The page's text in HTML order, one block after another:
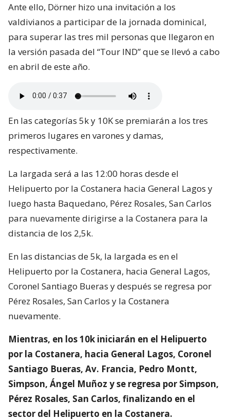
Ante ello, Dörner hizo una invitación a los
valdivianos a participar de la jornada dominical,
para superar las tres mil personas que llegaron en
la versión pasada del “Tour IND” que se llevó a cabo
en abril de este año.
En las categorías 5k y 10K se premiarán a los tres
primeros lugares en varones y damas,
respectivamente.
La largada será a las 12:00 horas desde el
Helipuerto por la Costanera hacia General Lagos y
luego hasta Baquedano, Pérez Rosales, San Carlos
para nuevamente dirigirse a la Costanera para la
distancia de los 2,5k.
En las distancias de 5k, la largada es en el
Helipuerto por la Costanera, hacia General Lagos,
Coronel Santiago Bueras y después se regresa por
Pérez Rosales, San Carlos y la Costanera
nuevamente.
Mientras, en los 10k iniciarán en el Helipuerto
por la Costanera, hacia General Lagos, Coronel
Santiago Bueras, Av. Francia, Pedro Montt,
Simpson, Ángel Muñoz y se regresa por Simpson,
Pérez Rosales, San Carlos, finalizando en el
sector del Helipuerto en la Costanera.